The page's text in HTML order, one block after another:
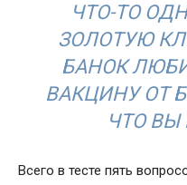
ЧТО-ТО
ЗОЛОТУЮ
БАНОК
ВАКЦИНУ ОТ
ЧТО ВЫ
Всего в тесте пять